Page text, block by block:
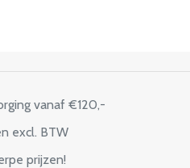
vanaf €120,-
excl. BTW
prijzen!